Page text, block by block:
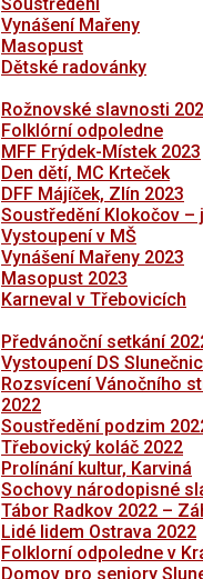
Vynášení Mařeny
Masopust
Dětské radovánky
Rožnovské slavnosti
Folklórní odpoledne
MFF Frýdek-Místek 2023
Den dětí, MC Krteček
DFF Májíček, Zlín 2023
Soustředění Klokočov –
Vystoupení v MŠ
Vynášení Mařeny 2023
Masopust 2023
Karneval v Třebovicích
Předvánoční setkání
Vystoupení DS
Rozsvícení Vánočního
2022
Soustředění podzim
Třebovický koláč 2022
Prolínání kultur, Karviná
Sochovy národopisné
Tábor Radkov 2022 –
Lidé lidem Ostrava 2022
Folklorní odpoledne v
Domov pro seniory